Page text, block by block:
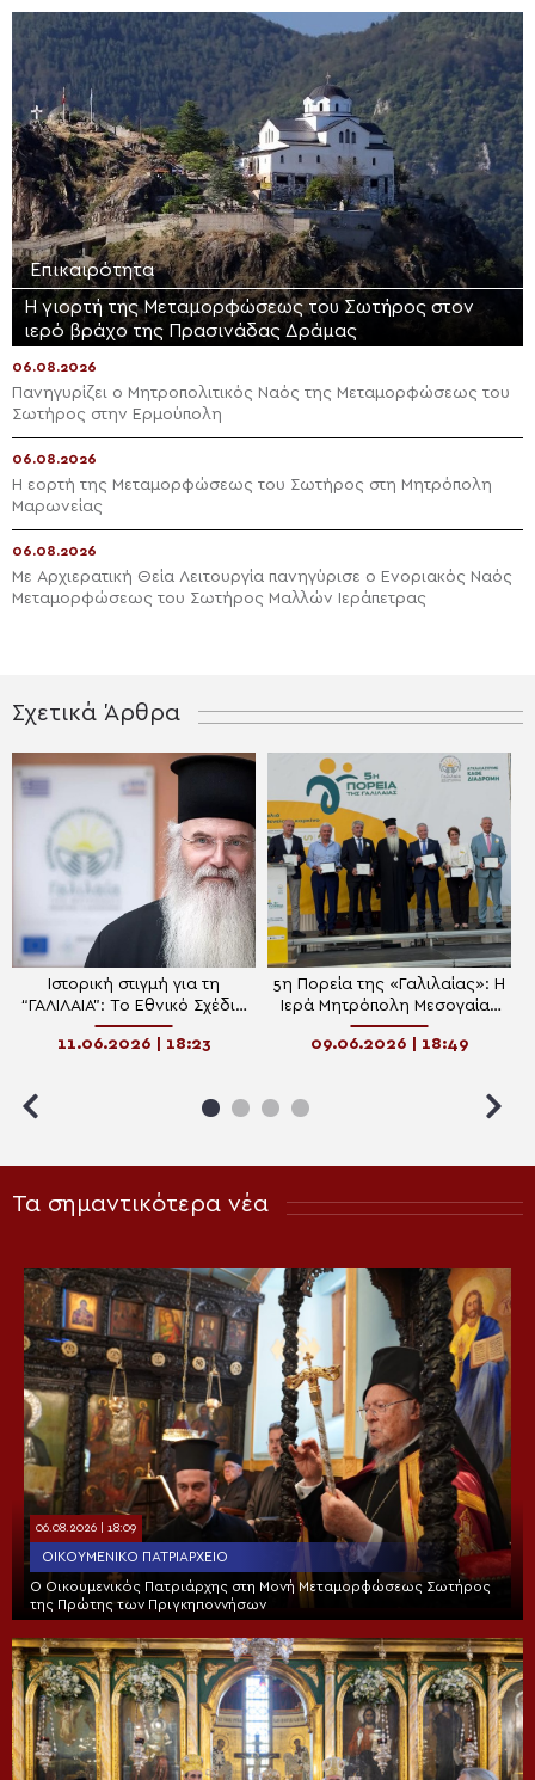
Επικαιρότητα
Η γιορτή της Μεταμορφώσεως του Σωτήρος στον
ιερό βράχο της Πρασινάδας Δράμας
06.08.2026
Πανηγυρίζει ο Μητροπολιτικός Ναός της Μεταμορφώσεως του
Σωτήρος στην Ερμούπολη
06.08.2026
Η εορτή της Μεταμορφώσεως του Σωτήρος στη Μητρόπολη
Μαρωνείας
06.08.2026
Με Αρχιερατική Θεία Λειτουργία πανηγύρισε ο Ενοριακός Ναός
Μεταμορφώσεως του Σωτήρος Μαλλών Ιεράπετρας
Σχετικά Άρθρα
Ιστορική στιγμή για τη
“ΓΑΛΙΛΑΙΑ”: Το Εθνικό Σχέδιο
Δράσης για την
Ανακουφιστική Φροντίδα
11.06.2026 | 18:23
5η Πορεία της «Γαλιλαίας»: Η
Ιερά Μητρόπολη Μεσογαίας
και οκτώ Δήμοι έγιναν μια
αγκαλιά ανακούφισης για
09.06.2026 | 18:49
Τα σημαντικότερα νέα
06.08.2026 | 18:09
ΟΙΚΟΥΜΕΝΙΚΌ ΠΑΤΡΙΑΡΧΕΊΟ
Ο Οικουμενικός Πατριάρχης στη Μονή Μεταμορφώσεως Σωτήρος
της Πρώτης των Πριγκηποννήσων